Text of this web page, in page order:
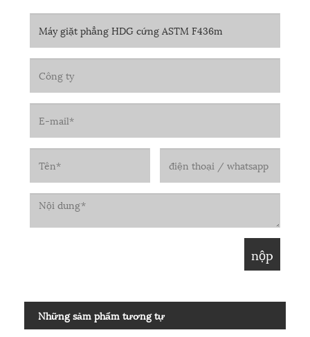
Những sảm phẩm tương tự